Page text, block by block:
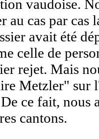
vaudoise.
au cas par cas
avait été
celle de
rejet. Mais
Metzler" sur
ce fait, nous
cantons.